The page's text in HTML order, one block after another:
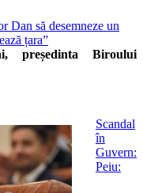
Dan să desemneze un
țara”
președinta Biroului
Scandal
în
Guvern:
Peiu: